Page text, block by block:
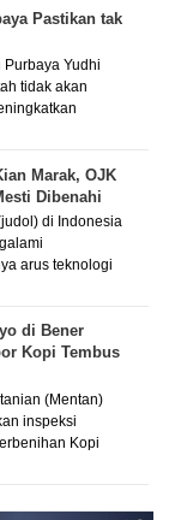
Pastikan tak
Purbaya Yudhi
tidak akan
Marak, OJK
Dibenahi
di Indonesia
arus teknologi
di Bener
Kopi Tembus
(Mentan)
inspeksi
Kopi